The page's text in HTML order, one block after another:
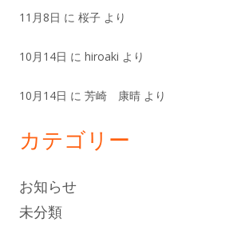
11月8日 に 桜子 より
10月14日 に hiroaki より
10月14日 に 芳崎 康晴 より
カテゴリー
お知らせ
未分類